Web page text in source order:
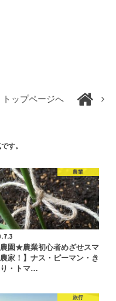
トップページへ
す。
農業
農園★農業初心者めざせスマ
家！】ナス・ピーマン・き
り・トマ…
旅行